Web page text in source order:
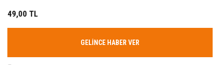
49,00 TL
GELİNCE HABER VER